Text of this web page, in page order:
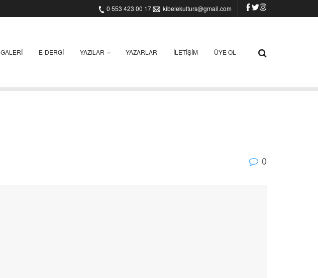
0 553 423 00 17 kibelekulturs@gmail.com
GALERI E-DERGI YAZILAR YAZARLAR İLETIŞIM ÜYE OL
0